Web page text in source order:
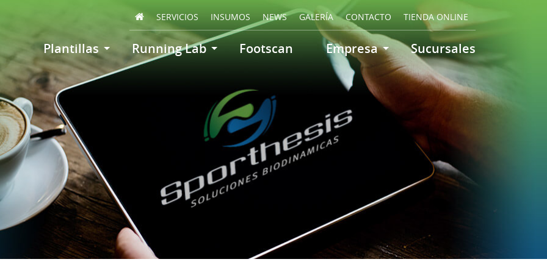
Plantillas Running Lab Footscan Empresa Sucursales
SERVICIOS INSUMOS NEWS GALERÍA CONTACTO TIENDA ONLINE